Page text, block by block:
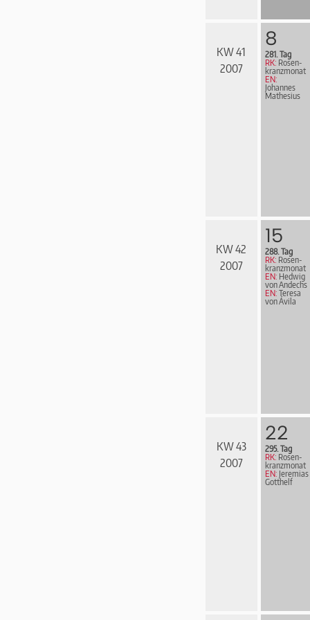
KW 41
2007
8
281. Tag
RK: Rosen­
kranz­mo­nat
EN:
Johannes
Mathesius
KW 42
2007
15
288. Tag
RK: Rosen­
kranz­mo­nat
EN: Hedwig
von Andechs
EN: Teresa
von Ávila
KW 43
2007
22
295. Tag
RK: Rosen­
kranz­mo­nat
EN: Jeremias
Gotthelf